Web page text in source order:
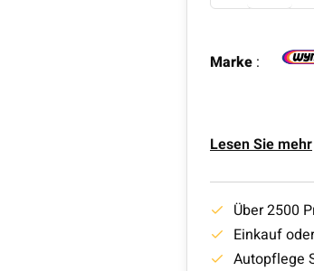
Marke :
Lesen Sie mehr
Über 2500
Einkauf
Autopflege